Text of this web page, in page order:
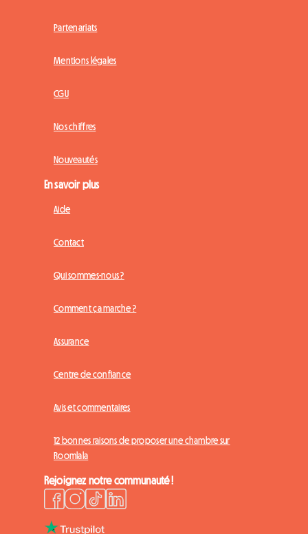
Partenariats
Mentions légales
CGU
Nos chiffres
Nouveautés
En savoir plus
Aide
Contact
Qui sommes-nous ?
Comment ça marche ?
Assurance
Centre de confiance
Avis et commentaires
12 bonnes raisons de proposer une chambre sur
Roomlala
Rejoignez notre communauté !